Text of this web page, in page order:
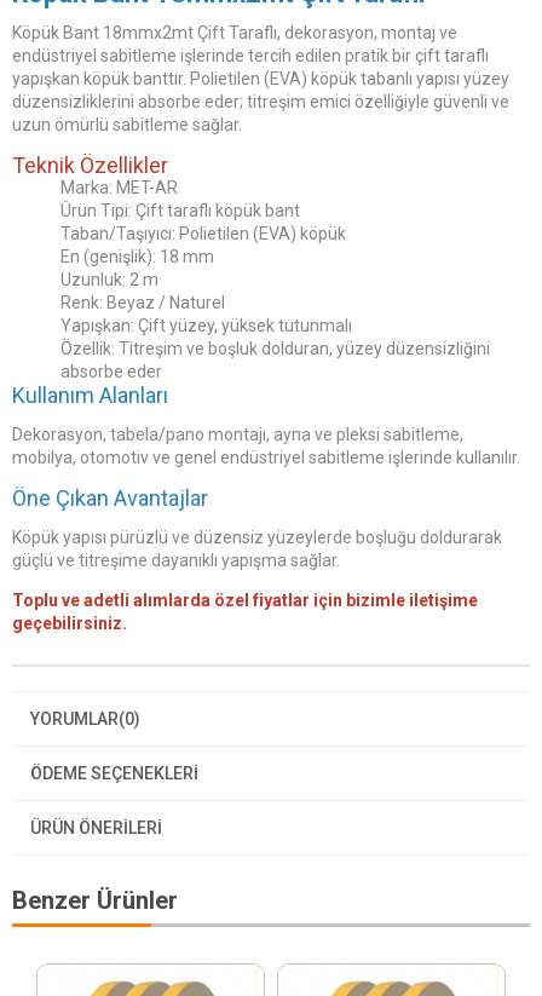
Köpük Bant 18mmx2mt Çift Taraflı, dekorasyon, montaj ve
endüstriyel sabitleme işlerinde tercih edilen pratik bir çift taraflı
yapışkan köpük banttır. Polietilen (EVA) köpük tabanlı yapısı yüzey
düzensizliklerini absorbe eder; titreşim emici özelliğiyle güvenli ve
uzun ömürlü sabitleme sağlar.
Teknik Özellikler
Marka: MET-AR
Ürün Tipi: Çift taraflı köpük bant
Taban/Taşıyıcı: Polietilen (EVA) köpük
En (genişlik): 18 mm
Uzunluk: 2 m
Renk: Beyaz / Naturel
Yapışkan: Çift yüzey, yüksek tutunmalı
Özellik: Titreşim ve boşluk dolduran, yüzey düzensizliğini
absorbe eder
Kullanım Alanları
Dekorasyon, tabela/pano montajı, ayna ve pleksi sabitleme,
mobilya, otomotiv ve genel endüstriyel sabitleme işlerinde kullanılır.
Öne Çıkan Avantajlar
Köpük yapısı pürüzlü ve düzensiz yüzeylerde boşluğu doldurarak
güçlü ve titreşime dayanıklı yapışma sağlar.
Toplu ve adetli alımlarda özel fiyatlar için bizimle iletişime
geçebilirsiniz.
YORUMLAR(0)
ÖDEME SEÇENEKLERI
ÜRÜN ÖNERILERI
Benzer Ürünler